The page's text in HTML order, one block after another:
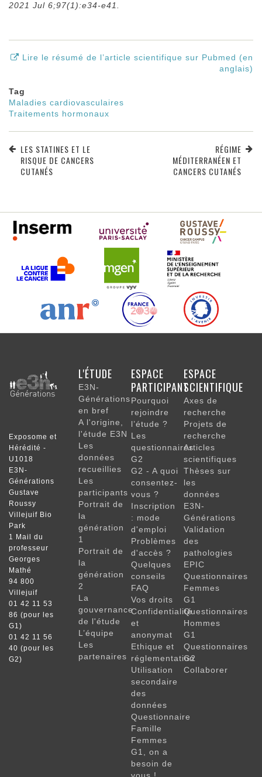
2021 Jul 6;97(1):e34-e41.
Lire le résumé de l’article scientifique sur Pubmed (en
anglais)
Tag
Maladies cardiovasculaires
Traitements hormonaux
LES STATINES ET LE
RISQUE DE CANCERS
CUTANÉS
RÉGIME
MÉDITERRANÉEN ET
CANCERS CUTANÉS
NAVIGATION
PRINCIPALE
L'ÉTUDE
E3N-
Générations
en bref
A l'origine,
l'étude E3N
Les
données
recueillies
Les
participants
Portrait de
la
génération
1
Portrait de
la
génération
2
La
gouvernance
de l'étude
L’équipe
Les
partenaires
ESPACE
PARTICIPANT
Pourquoi
rejoindre
l’étude ?
Les
questionnaires
G2
G2 - A quoi
consentez-
vous ?
Inscription
: mode
d'emploi
Problèmes
d'accès ?
Quelques
conseils
FAQ
Vos droits
Confidentialité
et
anonymat
Ethique et
réglementation
Utilisation
secondaire
des
données
Questionnaire
Famille
Femmes
G1, on a
besoin de
ESPACE
SCIENTIFIQUE
Axes de
recherche
Projets de
recherche
Articles
scientifiques
Thèses sur
les
données
E3N-
Générations
Validation
des
pathologies
EPIC
Questionnaires
Femmes
G1
Questionnaires
Hommes
G1
Questionnaires
G2
Collaborer
Exposome et
Hérédité -
U1018
E3N-
Générations
Gustave
Roussy
Villejuif Bio
Park
1 Mail du
professeur
Georges
Mathé
94 800
Villejuif
01 42 11 53
86 (pour les
G1)
01 42 11 56
40 (pour les
G2)